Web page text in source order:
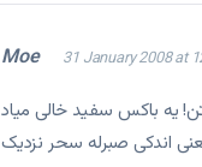
Moe 31 January 2008 at
یه باکس سفید خالی میاد
اندکی صبرله سحر نزدیک